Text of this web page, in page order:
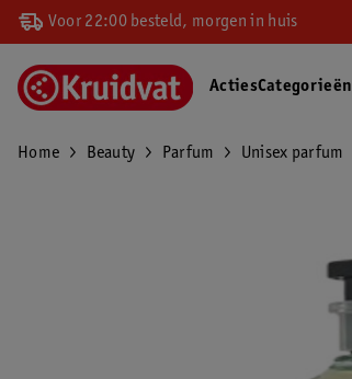
Voor 22:00 besteld, morgen in huis
ActiesCategorieën
Home Beauty Parfum Unisex parfum